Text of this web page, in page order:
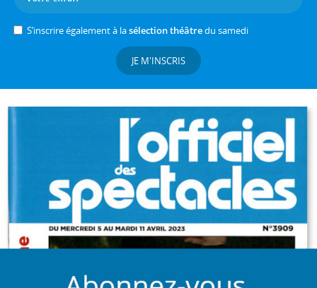
S’inscrire également à lasélection théâtredu samedi
JE M'INSCRIS